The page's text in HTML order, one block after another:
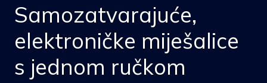
Samozatvarajuće,
elektroničke miješalice
s jednom ručkom